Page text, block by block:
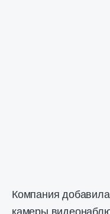
Компания
камеры